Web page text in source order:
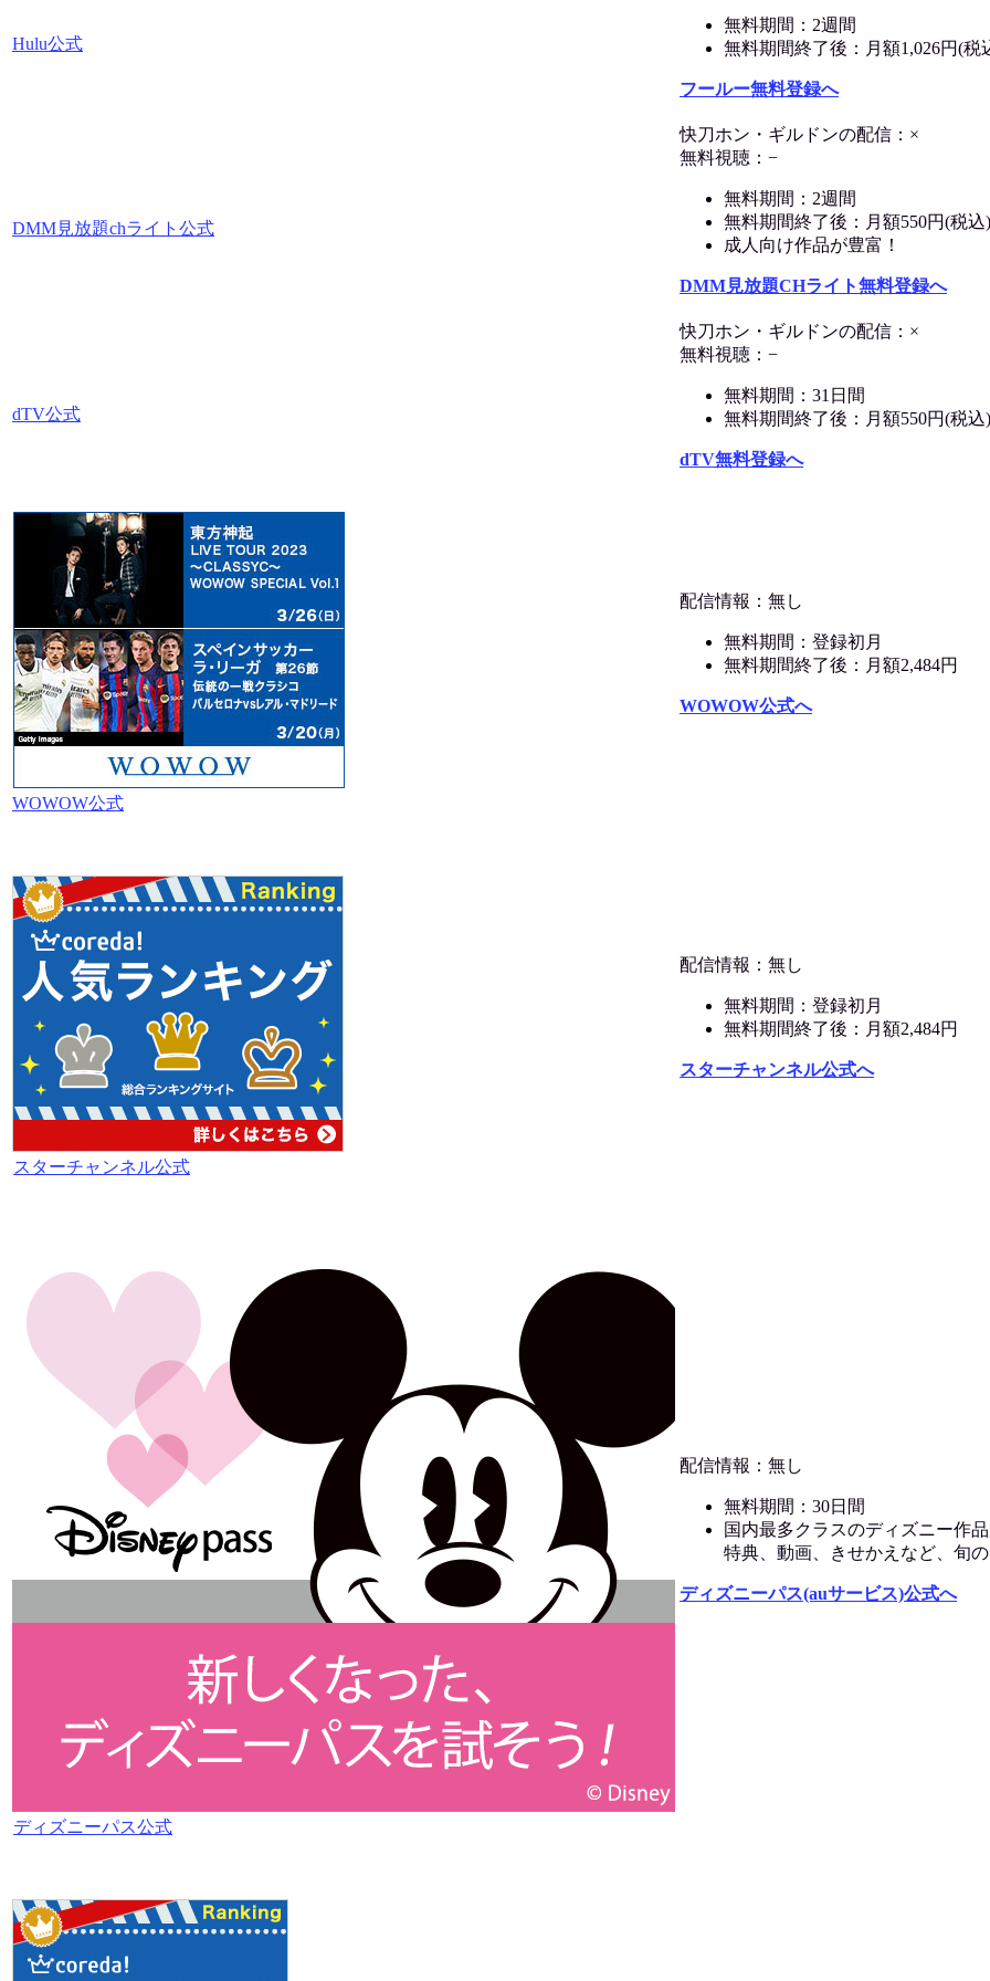
Hulu公式
無料期間：2週間
無料期間終了後：月額1,026円(税
フールー無料登録へ
DMM見放題chライト公式
快刀ホン・ギルドンの配信：×
無料視聴：−
無料期間：2週間
無料期間終了後：月額550円(税込)
成人向け作品が豊富！
DMM見放題CHライト無料登録へ
dTV公式
快刀ホン・ギルドンの配信：×
無料視聴：−
無料期間：31日間
無料期間終了後：月額550円(税込)
dTV無料登録へ
WOWOW公式
配信情報：無し
無料期間：登録初月
無料期間終了後：月額2,484円
WOWOW公式へ
スターチャンネル公式
配信情報：無し
無料期間：登録初月
無料期間終了後：月額2,484円
スターチャンネル公式へ
ディズニーパス公式
配信情報：無し
無料期間：30日間
国内最多クラスのディズニー作
特典、動画、きせかえなど、旬
ディズニーパス(auサービス)公式へ